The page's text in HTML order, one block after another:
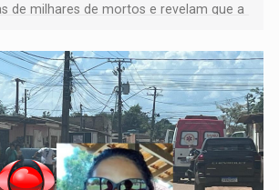
de milhares de mortos e revelam que a